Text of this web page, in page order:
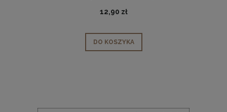
12,90 zł
DO KOSZYKA